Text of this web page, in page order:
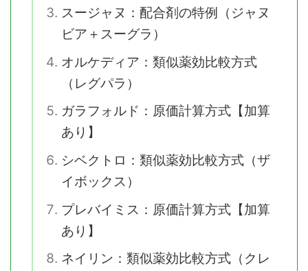
スージャヌ：配合剤の特例（ジャヌ
ビア＋スーグラ）
オルケディア：類似薬効比較方式
（レグパラ）
ガラフォルド：原価計算方式【加算
あり】
シベクトロ：類似薬効比較方式（ザ
イボックス）
プレバイミス：原価計算方式【加算
あり】
ネイリン：類似薬効比較方式（クレ